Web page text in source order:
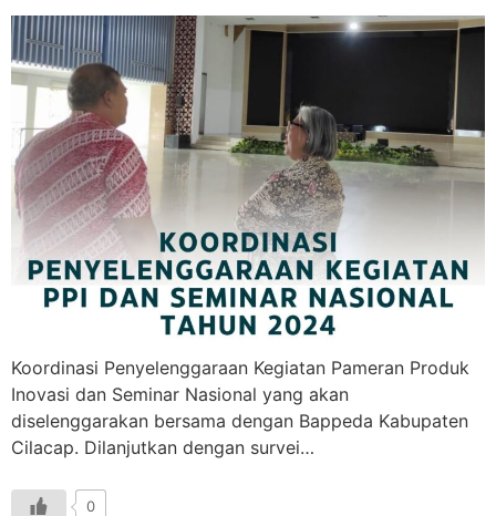
Koordinasi Penyelenggaraan Kegiatan Pameran Produk
Inovasi dan Seminar Nasional yang akan
diselenggarakan bersama dengan Bappeda Kabupaten
Cilacap. Dilanjutkan dengan survei…
0